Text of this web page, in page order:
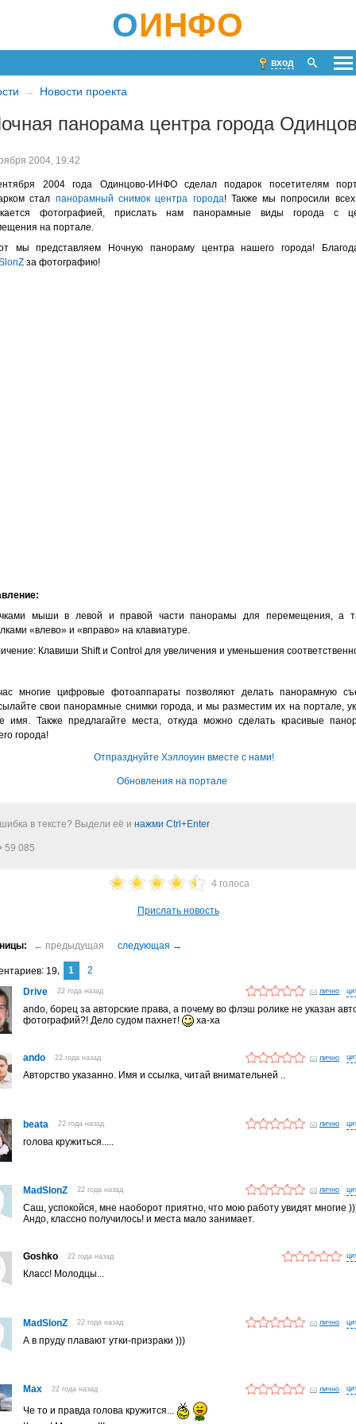
ОИНФО
вход
Новости проекта
панорама центра города
2004, 19:42
2004 года Одинцово-ИНФО сделал подарок посетителям
стал панорамный снимок центра города! Также мы попросили
фотографией, прислать нам панорамные виды города с
на портале.
мы представляем Ночную панораму центра нашего города!
за фотографию!
мыши в левой и правой части панорамы для перемещения, а
«влево» и «вправо» на клавиатуре.
Клавиши Shift и Control для увеличения и уменьшения
многие цифровые фотоаппараты позволяют делать панорамную
свои панорамные снимки города, и мы разместим их на портале,
имя. Также предлагайте места, откуда можно сделать красивые
города!
Отпразднуйте Хэллоуин вместе с нами!
Обновления на портале
в тексте? Выдели её и нажми Ctrl+Enter
59 085
4 голоса
Прислать новость
19 1
2
Drive
22 года назад лично
ando, борец за авторские права, а почему во флэш ролике не указан
фотографий?! Дело судом пахнет!
ха-ха
ando 22 года назад лично
Авторство указанно. Имя и ссылка, читай внимательней ..
beata 22 года назад лично
голова кружиться.....
MadSlonZ 22 года назад лично
Саш, успокойся, мне наоборот приятно, что мою работу увидят многие
Андо, классно получилось! и места мало занимает.
Goshko 22 года назад
Класс! Молодцы...
MadSlonZ 22 года назад лично
А в пруду плавают утки-призраки )))
Max 22 года назад лично
Че то и правда голова кружится...